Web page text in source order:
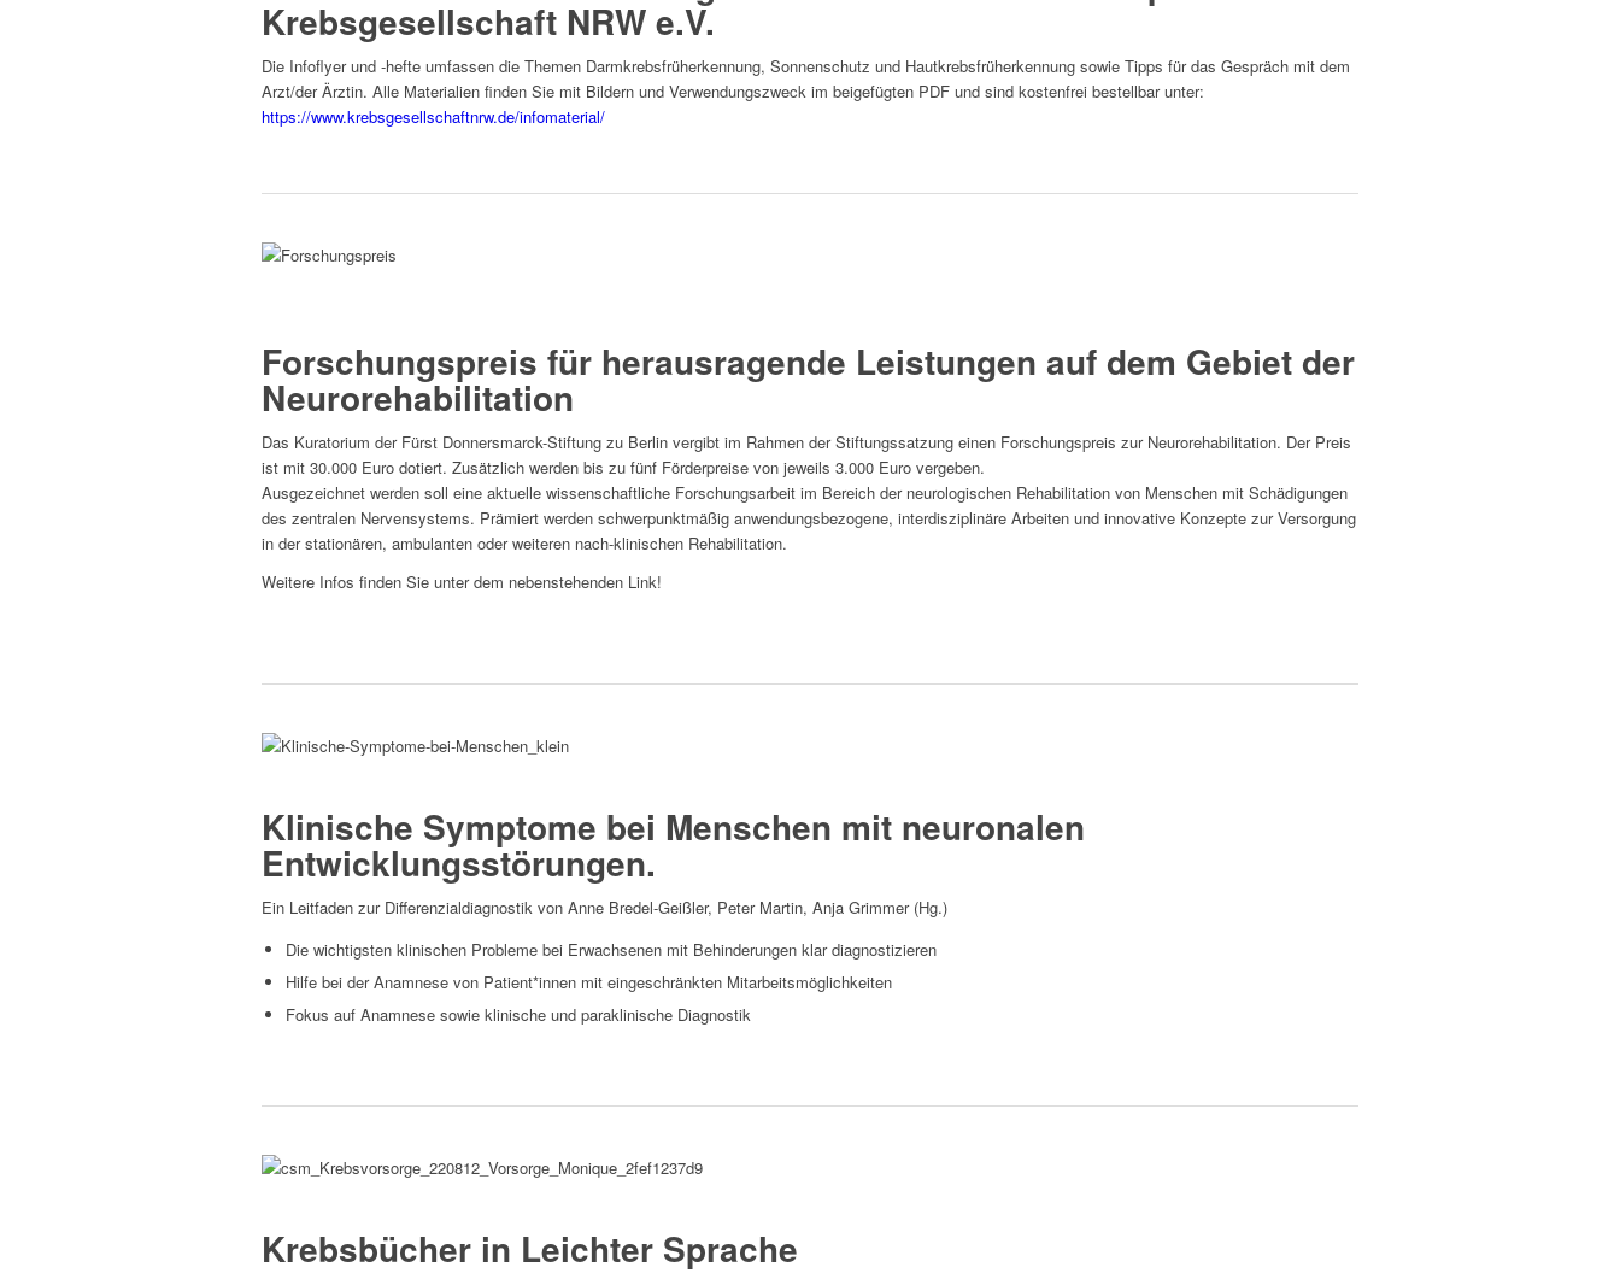
Krebsgesellschaft NRW e.V.
Die Infoflyer und -hefte umfassen die Themen Darmkrebsfrüherkennung, Sonnenschutz und Hautkrebsfrüherkennung sowie Tipps für das Gespräch mit dem
Arzt/der Ärztin. Alle Materialien finden Sie mit Bildern und Verwendungszweck im beigefügten PDF und sind kostenfrei bestellbar unter:
https://www.krebsgesellschaftnrw.de/infomaterial/
Forschungspreis für herausragende Leistungen auf dem Gebiet der
Neurorehabilitation
Das Kuratorium der Fürst Donnersmarck-Stiftung zu Berlin vergibt im Rahmen der Stiftungssatzung einen Forschungspreis zur Neurorehabilitation. Der Preis
ist mit 30.000 Euro dotiert. Zusätzlich werden bis zu fünf Förderpreise von jeweils 3.000 Euro vergeben.
Ausgezeichnet werden soll eine aktuelle wissenschaftliche Forschungsarbeit im Bereich der neurologischen Rehabilitation von Menschen mit Schädigungen
des zentralen Nervensystems. Prämiert werden schwerpunktmäßig anwendungsbezogene, interdisziplinäre Arbeiten und innovative Konzepte zur Versorgung
in der stationären, ambulanten oder weiteren nach-klinischen Rehabilitation.
Weitere Infos finden Sie unter dem nebenstehenden Link!
Klinische Symptome bei Menschen mit neuronalen
Entwicklungsstörungen.
Ein Leitfaden zur Di­fferenzialdiagnostik von Anne Bredel-Geißler, Peter Martin, Anja Grimmer (Hg.)
Die wichtigsten klinischen Probleme bei Erwachsenen mit Behinderungen klar diagnostizieren
Hilfe bei der Anamnese von Patient*innen mit eingeschränkten Mitarbeitsmöglichkeiten
Fokus auf Anamnese sowie klinische und paraklinische Diagnostik
Krebsbücher in Leichter Sprache